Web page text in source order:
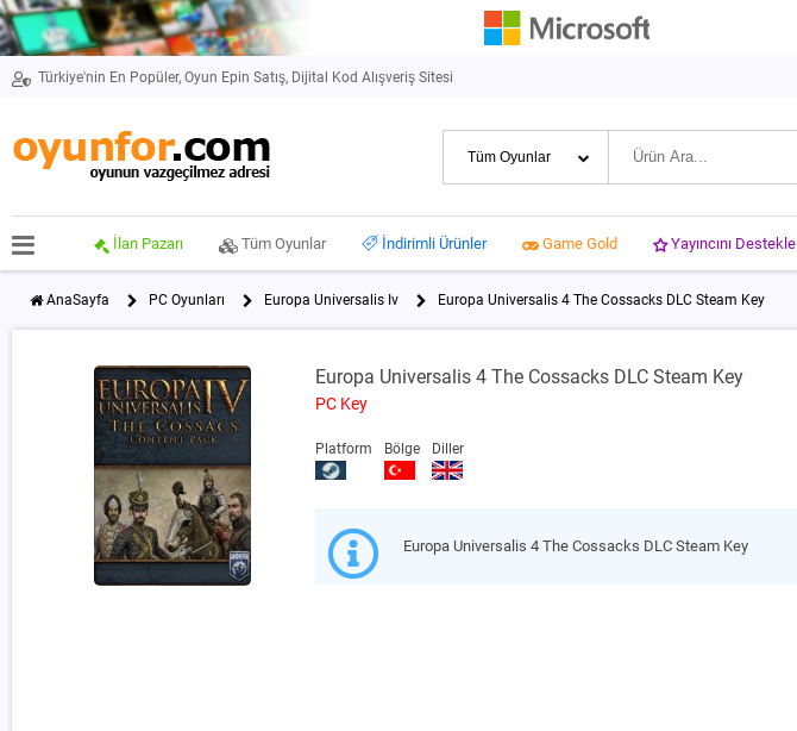
Türkiye'nin En Popüler, Oyun Epin Satış, Dijital Kod Alışveriş Sitesi
İlan Pazarı Tüm Oyunlar İndirimli Ürünler Game Gold Yayıncını Destekle
AnaSayfa PC Oyunları Europa Universalis Iv Europa Universalis 4 The Cossacks DLC Steam Key
Europa Universalis 4 The Cossacks DLC Steam Key
PC Key
Platform Bölge Diller
Europa Universalis 4 The Cossacks DLC Steam Key